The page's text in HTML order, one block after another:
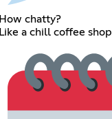
How chatty?
Like a chill coffee shop